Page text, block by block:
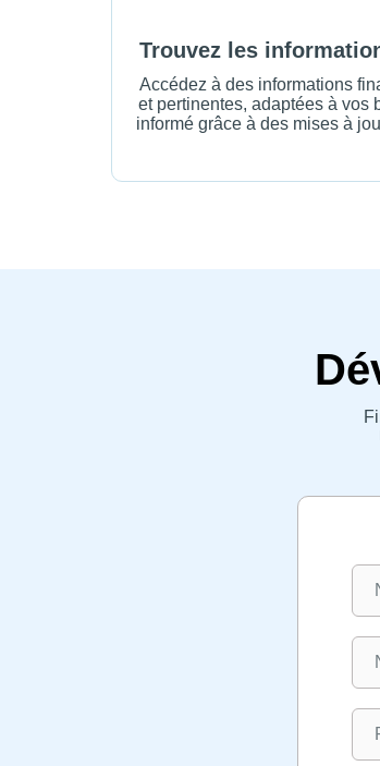
Trouvez les
Accédez à des informations
et pertinentes, adaptées à vos
informé grâce à des mises à